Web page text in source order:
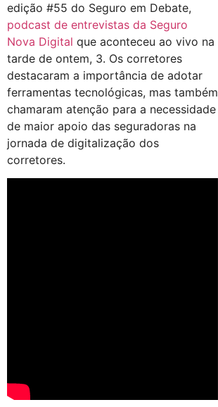
edição #55 do Seguro em Debate,
podcast de entrevistas da Seguro
Nova Digital que aconteceu ao vivo na
tarde de ontem, 3. Os corretores
destacaram a importância de adotar
ferramentas tecnológicas, mas também
chamaram atenção para a necessidade
de maior apoio das seguradoras na
jornada de digitalização dos
corretores.